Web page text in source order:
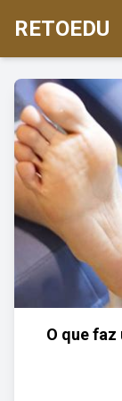
RETOEDU
O que